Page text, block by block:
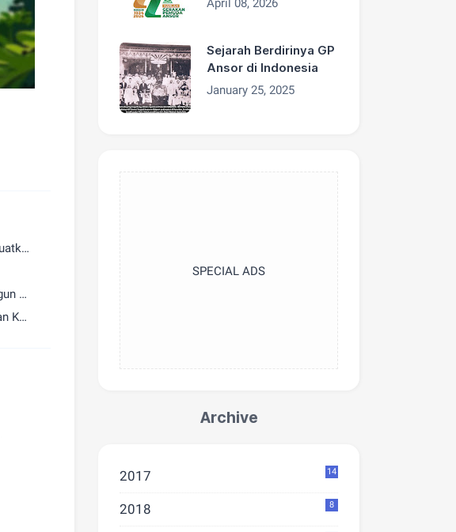
Selamat Memperingati Hari Kesaktian Pancasila 2025 - Menyatukan Perbedaan, Menguatkan Bangsa
Selamat Harlah ke - 74 Pergunu, Pengabdian Guru Menjaga Nilai Aswaja dan Membangun Generasi Unggul
Selamat Hari Lahir ke-80 Muslimat NU, Kiprah Perempuan Nahdliyin Perkuat Tradisi dan Kemandirian Bangsa
Sejarah Berdirinya GP
Ansor di Indonesia
January 25, 2025
SPECIAL ADS
Archive
2017 14
2018 8